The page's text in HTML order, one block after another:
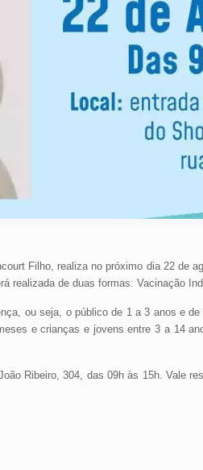
Filho, realiza no próximo dia 22 de
realizada de duas formas: Vacinação
ou seja, o público de 1 a 3 anos e
e crianças e jovens entre 3 a 14
Ribeiro, 304, das 09h às 15h. Vale